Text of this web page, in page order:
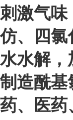
刺激气味
仿、四氯
水水解，
制造酰基
药、医药